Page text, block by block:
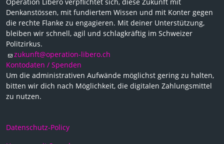
Denkanstössen, mit fundiertem Wissen und mit Konter gegen
die rechte Flanke zu engagieren. Mit deiner Unterstützung,
bleiben wir schnell, agil und schlagkräftig im Schweizer
Politzirkus.
zukunft@operation-libero.ch
Kontodaten / Spenden
Um die administrativen Aufwände möglichst gering zu halten,
bitten wir dich nach Möglichkeit, die digitalen Zahlungsmittel
zu nutzen.
Datenschutz-Policy